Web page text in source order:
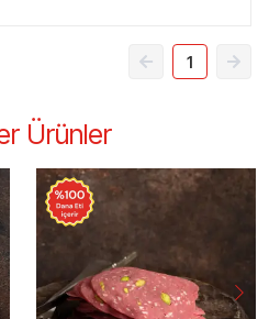
1
Ürünler